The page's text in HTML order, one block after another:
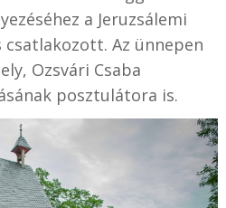
a Jeruzsálemi
csatlakozott. Az ünnepen
Ozsvári Csaba
posztulátora is.